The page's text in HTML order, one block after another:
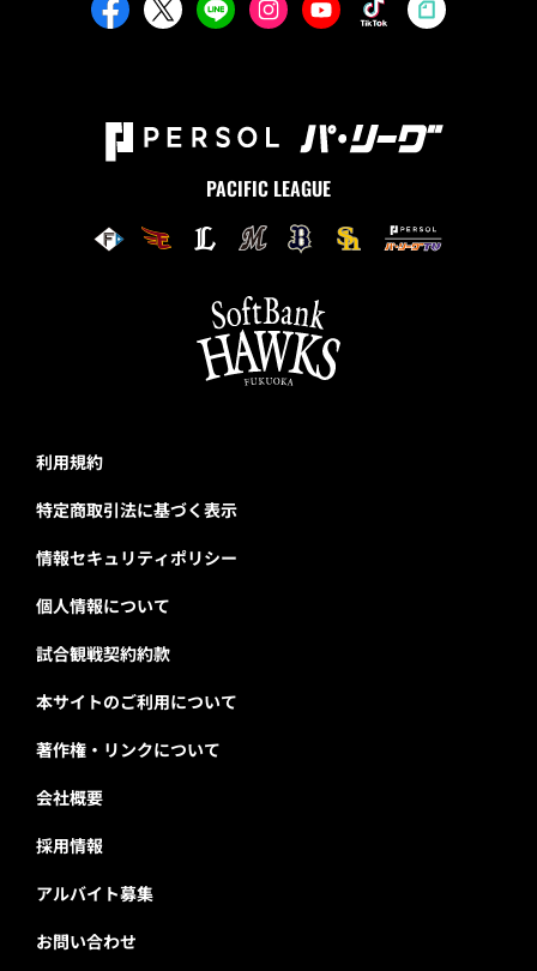
PACIFIC LEAGUE
利用規約
特定商取引法に基づく表示
情報セキュリティポリシー
個人情報について
試合観戦契約約款
本サイトのご利用について
著作権・リンクについて
会社概要
採用情報
アルバイト募集
お問い合わせ